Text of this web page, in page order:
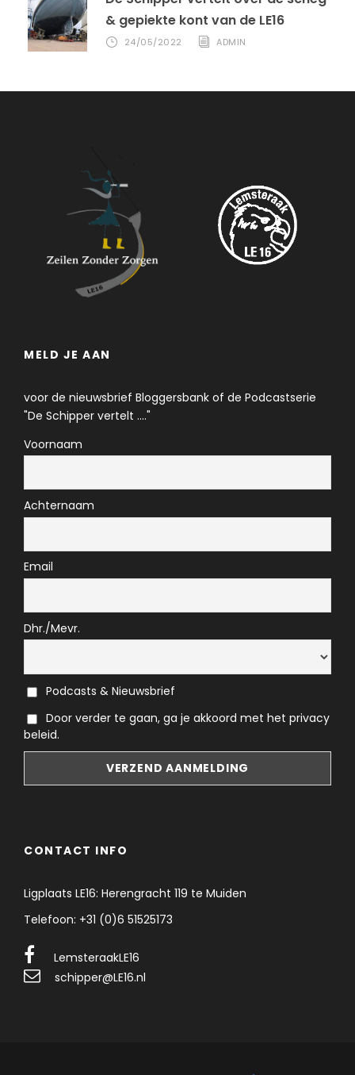
& gepiekte kont van de LE16
24/05/2022 ADMIN
MELD JE AAN
voor de nieuwsbrief Bloggersbank of de Podcastserie
"De Schipper vertelt ...."
Voornaam
Achternaam
Email
Dhr./Mevr.
Podcasts & Nieuwsbrief
Door verder te gaan, ga je akkoord met het privacy
beleid.
CONTACT INFO
Ligplaats LE16: Herengracht 119 te Muiden
Telefoon: +31 (0)6 51525173
LemsteraakLE16
schipper@LE16.nl